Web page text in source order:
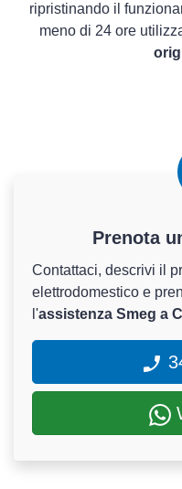
ripristinando il
meno di 24 ore
Prenota
Contattaci, descrivi il
elettrodomestico e
l'assistenza Smeg a